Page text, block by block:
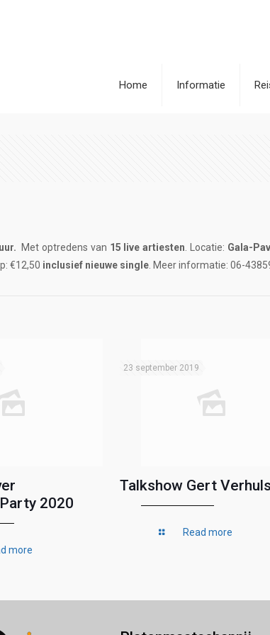
Home Informatie
Met optredens van 15 live artiesten . Locatie: Gala-
€12,50 inclusief nieuwe single . Meer informatie: 06-
2020
more
23 september 2019
Talkshow Gert
Read more